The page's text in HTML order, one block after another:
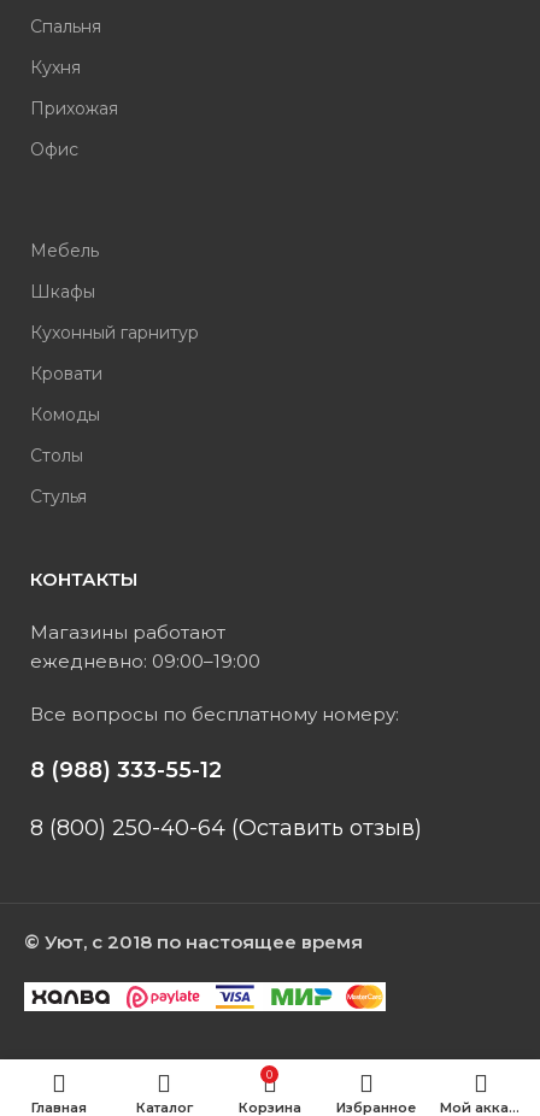
Спальня
Кухня
Прихожая
Офис
Мебель
Шкафы
Кухонный гарнитур
Кровати
Комоды
Столы
Стулья
КОНТАКТЫ
Магазины работают
ежедневно: 09:00–19:00
Все вопросы по бесплатному номеру:
8 (988) 333-55-12
8 (800) 250-40-64 (Оставить отзыв)
© Уют, с 2018 по настоящее время
Главная Каталог
0
Корзина Избранное Мой аккаунт